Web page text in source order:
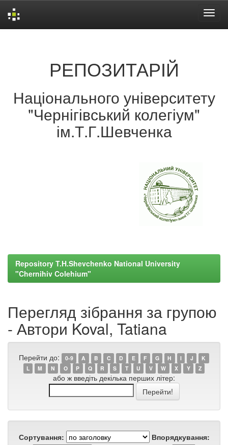
РЕПОЗИТАРІЙ
Національного університету
"Чернігівський колегіум"
ім.Т.Г.Шевченка
Repository T.H.Shevchenko National University
"Chernihiv Colehium"
Перегляд зібрання за групою
- Автори Koval, Tatiana
Перейти до: 0-9 A B C D E F G H I J
K
L
M N O P Q R S T U V W X Y Z
або ж введіть декілька перших літер:
Сортування:
Впорядкування: